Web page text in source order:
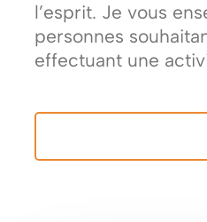
l’esprit. Je vous
personnes
effectuant une